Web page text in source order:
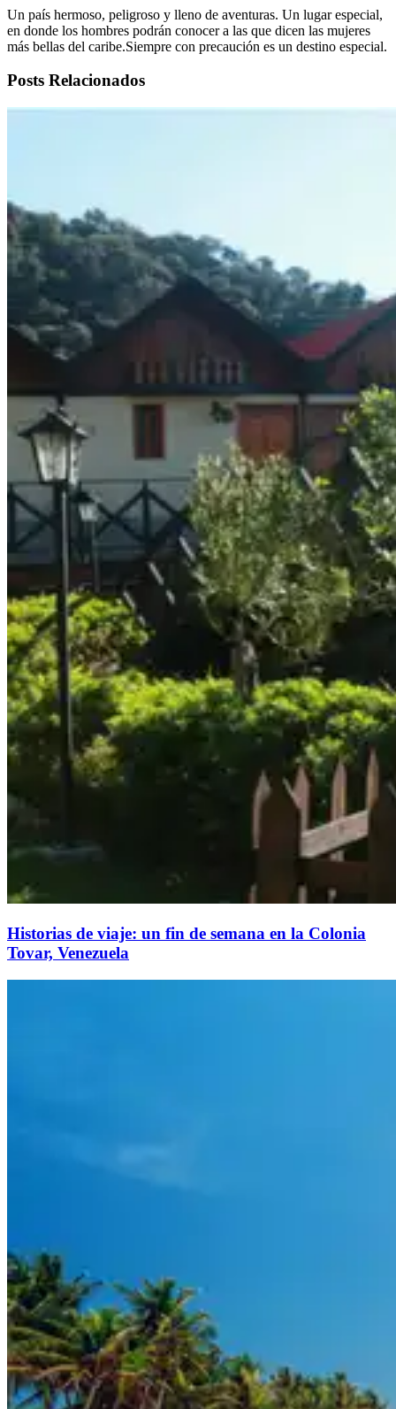
Un país hermoso, peligroso y lleno de aventuras. Un lugar especial,
en donde los hombres podrán conocer a las que dicen las mujeres
más bellas del caribe.Siempre con precaución es un destino especial.
Posts Relacionados
Historias de viaje: un fin de semana en la Colonia
Tovar, Venezuela